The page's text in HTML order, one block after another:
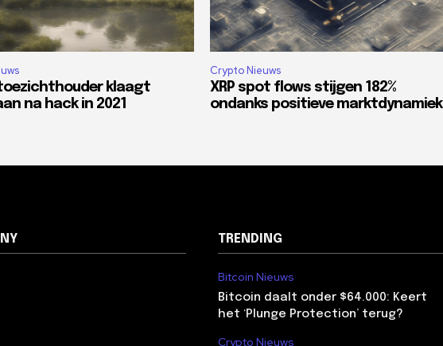
toezichthouder klaagt
na hack in 2021
Crypto Nieuws
XRP spot flows stijgen 182%
ondanks positieve marktdynamiek
TRENDING
Bitcoin Nieuws
Bitcoin daalt onder $64.000: Keert
het ‘Plunge Protection’ terug?
Crypto Nieuws